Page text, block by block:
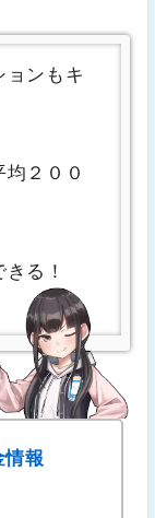
ョンもキ
２００
る！
報